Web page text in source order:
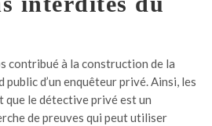
contribué à la construction de la
d’un enquêteur privé. Ainsi, les
que le détective privé est un
de preuves qui peut utiliser